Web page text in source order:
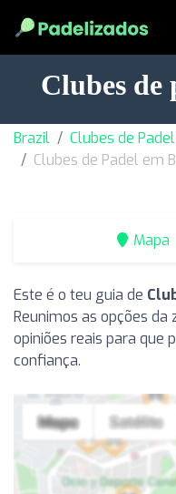
Clubes de
Brazil
Clubes de
Clubes de Padel em
Mapa
Este é o teu guia de
Reunimos as opções da
opiniões reais para que
confiança.